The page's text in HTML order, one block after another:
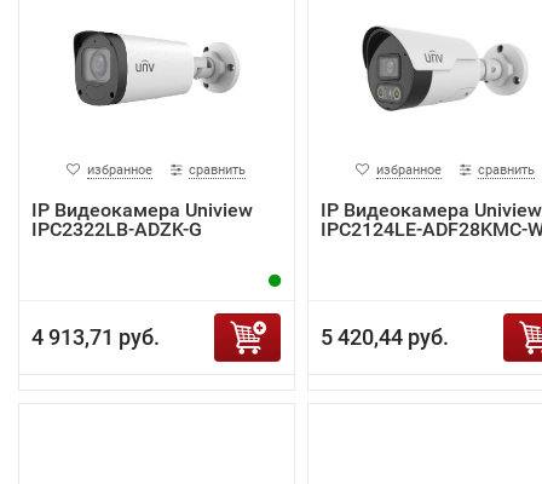
избранное сравнить
IP Видеокамера Uniview
IPC2322LB-ADZK-G
4 913,71 руб.
избранное сравнить
IP Видеокамера Uniview
IPC2124LE-ADF28KMC-
5 420,44 руб.